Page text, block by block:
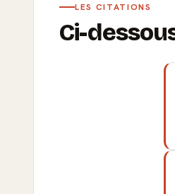
LES CITATIONS
Ci-